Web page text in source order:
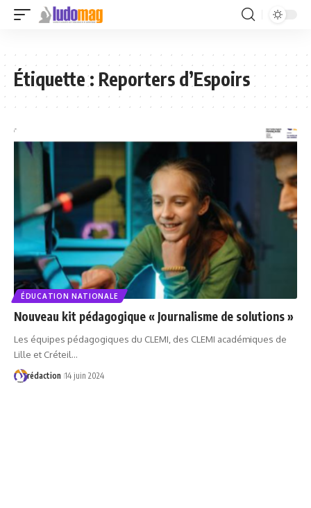
Étiquette :Reporters d’Espoirs
ÉDUCATION NATIONALE
Nouveau kit pédagogique « Journalisme de solutions »
Les équipes pédagogiques du CLEMI, des CLEMI académiques de
Lille et Créteil…
rédaction 14 juin 2024